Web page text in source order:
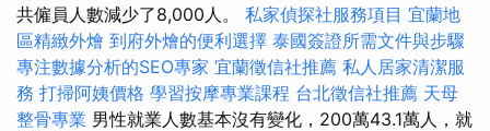
共僱員人數減少了8,000人。 私家偵探社服務項目 宜蘭地
區精緻外燴 到府外燴的便利選擇 泰國簽證所需文件與步驟
專注數據分析的SEO專家 宜蘭徵信社推薦 私人居家清潔服
務 打掃阿姨價格 學習按摩專業課程 台北徵信社推薦 天母
整骨專業 男性就業人數基本沒有變化，200萬43.1萬人，就